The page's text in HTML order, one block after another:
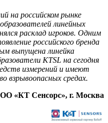
на российском рынке
линейных
расклад игроков. Одним
российского бренда
выпущена линейка
KTSL на сегодня
измерений и имеют
взрывоопасных средах.
«КТ Сенсорс», г. Москва